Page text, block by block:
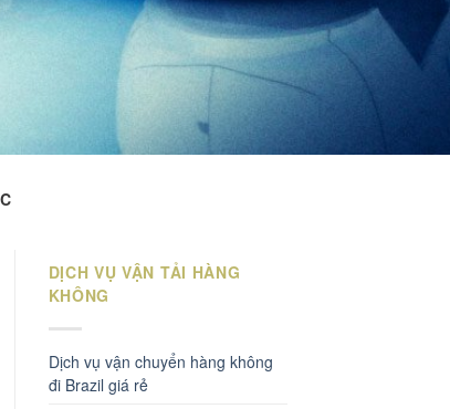
DỊCH VỤ VẬN TẢI HÀNG
KHÔNG
Dịch vụ vận chuyển hàng không
đi Brazil giá rẻ